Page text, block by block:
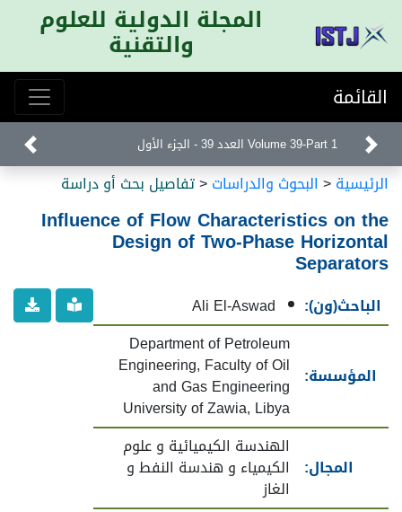
المجلة الدولية للعلوم
والتقنية
القائمة
Volume 39-Part 1 العدد 39 - الجزء الأول
الرئيسية< البحوث والدراسات<تفاصيل بحث أو دراسة
Influence of Flow Characteristics on the
Design of Two-Phase Horizontal
Separators
الباحث(ون): Ali El-Aswad
المؤسسة:
Department of Petroleum
Engineering, Faculty of Oil
and Gas Engineering
University of Zawia, Libya
المجال:
الهندسة الكيميائية و علوم
الكيمياء و هندسة النفط و
الغاز